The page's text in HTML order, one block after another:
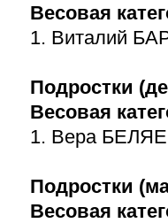
Весовая
1. Виталий
Подростки
Весовая
1. Вера
Подростки
Весовая